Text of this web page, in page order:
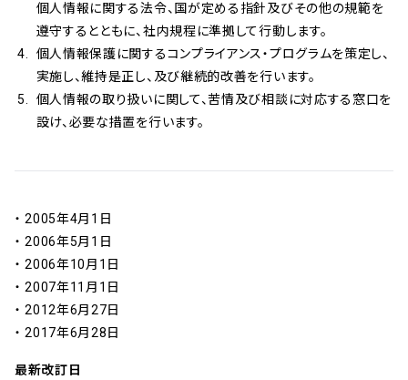
個人情報に関する法令、国が定める指針及びその他の規範を
遵守するとともに、社内規程に準拠して行動します。
個人情報保護に関するコンプライアンス・プログラムを策定し、
実施し、維持是正し、及び継続的改善を行います。
個人情報の取り扱いに関して、苦情及び相談に対応する窓口を
設け、必要な措置を行います。
2005年4月1日
2006年5月1日
2006年10月1日
2007年11月1日
2012年6月27日
2017年6月28日
最新改訂日